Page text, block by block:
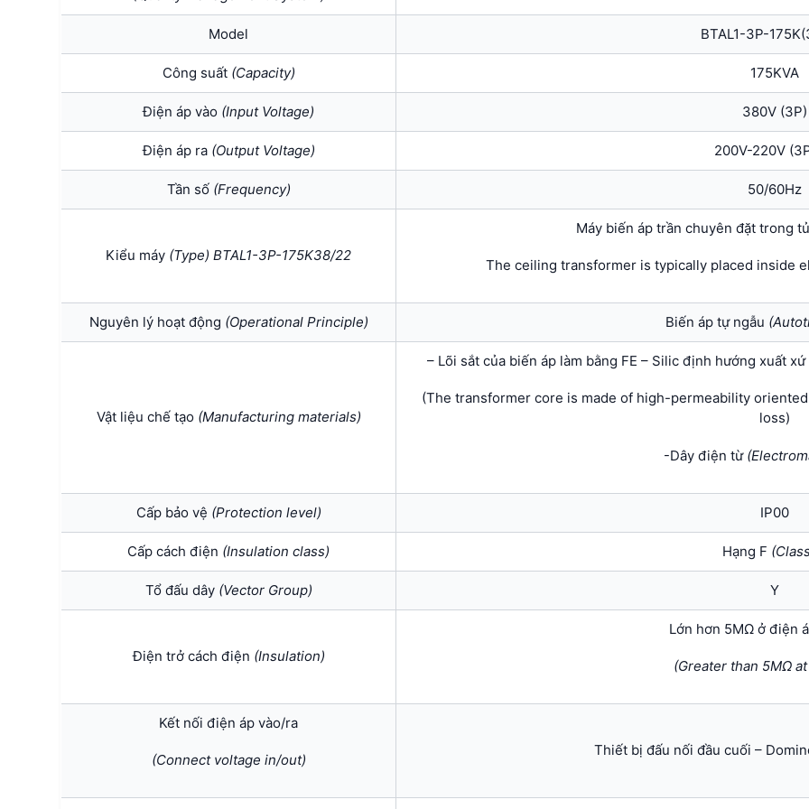
Model BTAL1-3P-
Công suất (Capacity) 175KVA
Điện áp vào (Input Voltage) 380V (3P)
Điện áp ra (Output Voltage) 200V-220V
Tần số (Frequency) 50/60Hz
Kiểu máy (Type) BTAL1-3P-175K38/22
Máy biến áp trần chuyên đặt trong
The ceiling transformer is typically placed inside
Nguyên lý hoạt động (Operational Principle) Biến áp tự ngẫu
Vật liệu chế tạo (Manufacturing materials)
– Lõi sắt của biến áp làm bằng FE – Silic định hướng xuất
(The transformer core is made of high-permeability
loss)
-Dây điện từ
Cấp bảo vệ (Protection level) IP00
Cấp cách điện (Insulation class) Hạng F
Tổ đấu dây (Vector Group) Y
Điện trở cách điện (Insulation)
Lớn hơn 5MΩ ở điện
(Greater than 5MΩ
Kết nối điện áp vào/ra
(Connect voltage in/out)
Thiết bị đấu nối đầu cuối –